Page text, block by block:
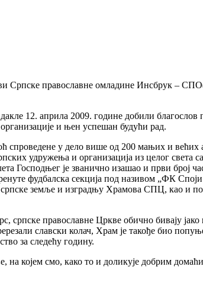
Српске православне омладине Инсбрук –
12. априла 2009. године добили благослов
и њен успешан будући рад.
спроведене у дело више од 200 мањих и већих
удружења и организација из целог света
Господњег је званично изашао и први број
фудбалска секција под називом „ФК
земље и изградњу Храмова СПЦ, као и
српске православне Цркве обично бивају
славски колач, Храм је такође био
за следећу годину.
на којем смо, како то и доликује добрим